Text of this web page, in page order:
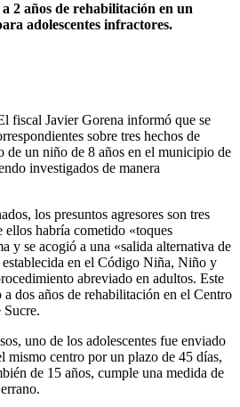
2 años de rehabilitación en un
adolescentes infractores.
fiscal Javier Gorena informó que se
sobre tres hechos de
de un niño de 8 años en el municipio de
investigados de manera
los presuntos agresores son tres
ellos habría cometido «toques
y se acogió a una «salida alternativa de
en el Código Niña, Niño y
abreviado en adultos. Este
a dos años de rehabilitación en el Centro
Sucre.
uno de los adolescentes fue enviado
mismo centro por un plazo de 45 días,
de 15 años, cumple una medida de